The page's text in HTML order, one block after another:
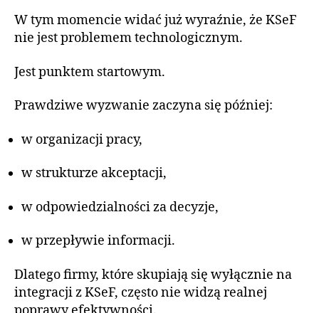
W tym momencie widać już wyraźnie, że KSeF
nie jest problemem technologicznym.
Jest punktem startowym.
Prawdziwe wyzwanie zaczyna się później:
w organizacji pracy,
w strukturze akceptacji,
w odpowiedzialności za decyzje,
w przepływie informacji.
Dlatego firmy, które skupiają się wyłącznie na
integracji z KSeF, często nie widzą realnej